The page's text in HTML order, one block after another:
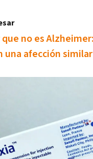
que no es
una afección similar